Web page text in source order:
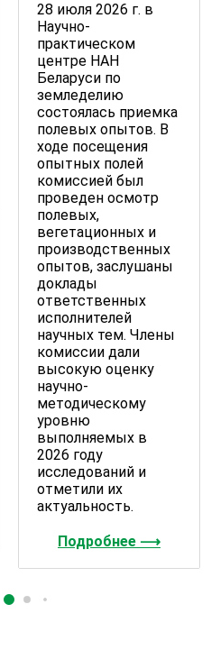
28 июля 2026 г. в
Научно-
практическом
центре НАН
Беларуси по
земледелию
состоялась приемка
полевых опытов. В
ходе посещения
опытных полей
комиссией был
проведен осмотр
полевых,
вегетационных и
производственных
опытов, заслушаны
доклады
ответственных
исполнителей
научных тем. Члены
комиссии дали
высокую оценку
научно-
методическому
уровню
выполняемых в
2026 году
исследований и
отметили их
актуальность.
Подробнее ⟶